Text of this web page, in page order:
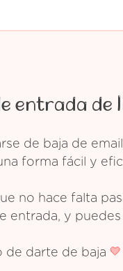
entrada de
de baja de
forma fácil y
no hace falta
entrada, y
de darte de baja